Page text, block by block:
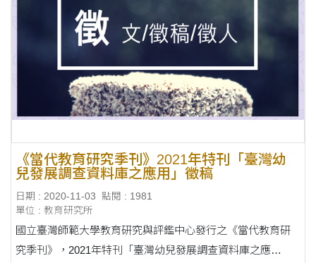
《當代教育研究季刊》2021年特刊「臺灣幼
兒發展調查資料庫之應用」徵稿
日期 : 2020-11-03
點閱 : 1981
單位 : 教育研究所
國立臺灣師範大學教育研究與評鑑中心發行之《當代教育研
究季刊》，2021年特刊「臺灣幼兒發展調查資料庫之應